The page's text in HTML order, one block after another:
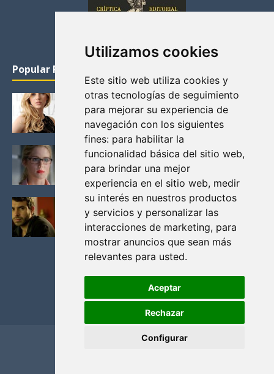
Utilizamos cookies
Este sitio web utiliza cookies y
otras tecnologías de seguimiento
para mejorar su experiencia de
navegación con los siguientes
fines: para habilitar la
funcionalidad básica del sitio web,
para brindar una mejor
experiencia en el sitio web, medir
su interés en nuestros productos
y servicios y personalizar las
interacciones de marketing, para
mostrar anuncios que sean más
relevantes para usted.
Aceptar
Rechazar
Configurar
Popular Posts
KATHERYN WINNICK: LA ACTRIZ MAS GUAPA DE
VIKINGOS
Junio 14, 2013
FELICITY (EMILY BETT RICKARDS), LAS FOTOS
MAS BONITAS DE LA ALIADA DE ARROW
Noviembre 30, 2013
BLACK MIRROR: TODA TU HISTORIA. EPISODIO 3.
LA CRITICA
Mayo 17, 2012
Privacidad y cookies
Contacto